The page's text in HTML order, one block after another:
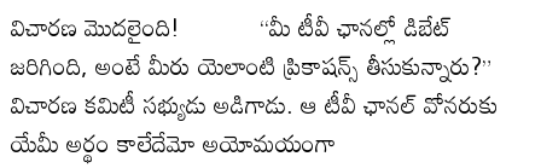
విచారణ మొదలైంది! “మీ టీవీ ఛానల్లో డిబేట్
జరిగింది, అంటే మీరు యెలాంటి ప్రికాషన్స్ తీసుకున్నారు?”
విచారణ కమిటీ సభ్యుడు అడిగాడు. ఆ టీవీ ఛానల్ వోనరుకు
యేమీ అర్థం కాలేదేమో అయోమయంగా